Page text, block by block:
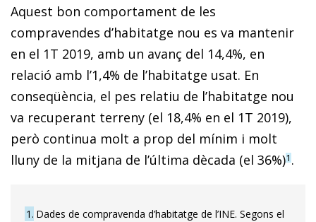
Aquest bon comportament de les
compravendes d’habitatge nou es va mantenir
en el 1T 2019, amb un avanç del 14,4%, en
relació amb l’1,4% de l’habitatge usat. En
conseqüència, el pes relatiu de l’habitatge nou
va recuperant terreny (el 18,4% en el 1T 2019),
però continua molt a prop del mínim i molt
lluny de la mitjana de l’última dècada (el 36%)1 .
1 Dades de compravenda d’habitatge de l’INE. Segons el